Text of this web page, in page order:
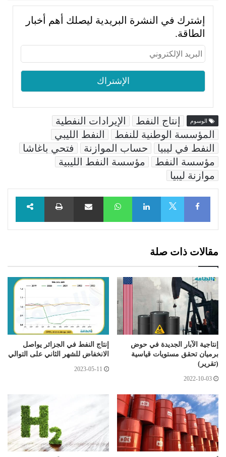
إشترك في النشرة البريدية ليصلك أهم أخبار
الطاقة.
الوسوم إنتاج النفط
الإيرادات النفطية
المؤسسة الوطنية للنفط
النفط الليبي
النفط في ليبيا
حساب الموازنة
فتحي باغاشا
مؤسسة النفط
مؤسسة النفط الليبية
موازنة ليبيا
Facebook
LinkedIn
WhatsAppمشاركة عبر البريد طباعة
مقالات ذات صلة
إنتاجية الآبار الجديدة في حوض
برميان تحقق مستويات قياسية
(تقرير)
2022-10-03
إنتاج النفط في الجزائر يواصل
الانخفاض للشهر الثاني على التوالي
2023-05-11